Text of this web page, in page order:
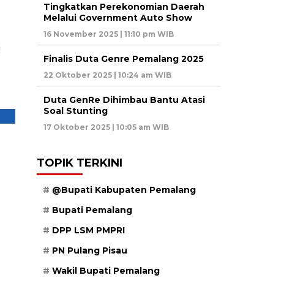
Tingkatkan Perekonomian Daerah
Melalui Government Auto Show
16 November 2025 | 11:10 pm WIB
Finalis Duta Genre Pemalang 2025
22 Oktober 2025 | 10:24 am WIB
Duta GenRe Dihimbau Bantu Atasi
Soal Stunting
17 Oktober 2025 | 10:05 am WIB
TOPIK TERKINI
@Bupati Kabupaten Pemalang
Bupati Pemalang
DPP LSM PMPRI
PN Pulang Pisau
Wakil Bupati Pemalang